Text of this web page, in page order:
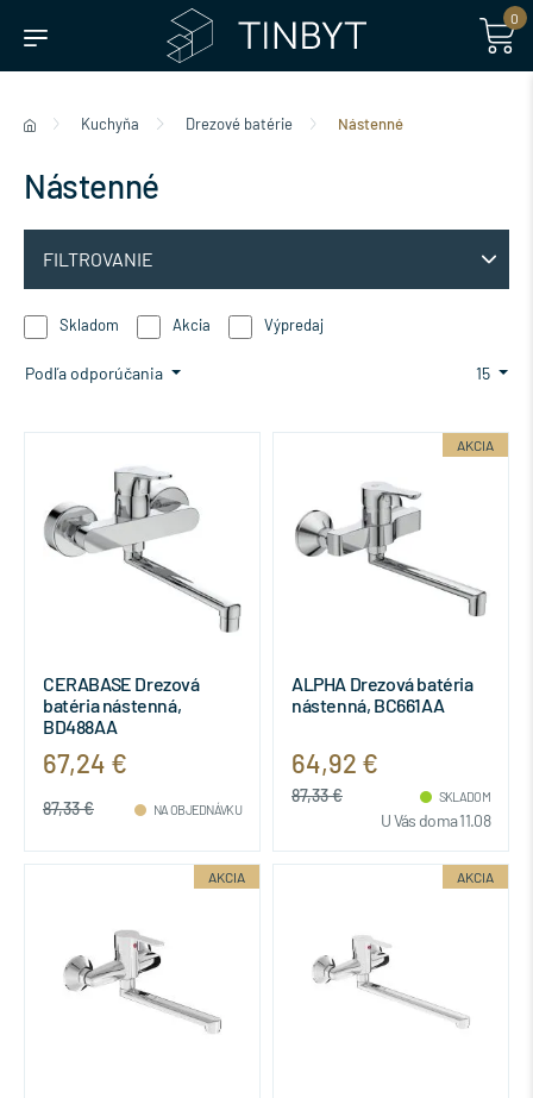
0
Kuchyňa Drezové batérie Nástenné
Nástenné
FILTROVANIE
Skladom Akcia Výpredaj
Podľa odporúčania 15
CERABASE Drezová
batéria nástenná,
BD488AA
67,24 €
87,33 € NA OBJEDNÁVKU
AKCIA
ALPHA Drezová batéria
nástenná, BC661AA
64,92 €
87,33 € SKLADOM
U Vás doma 11.08
AKCIA AKCIA